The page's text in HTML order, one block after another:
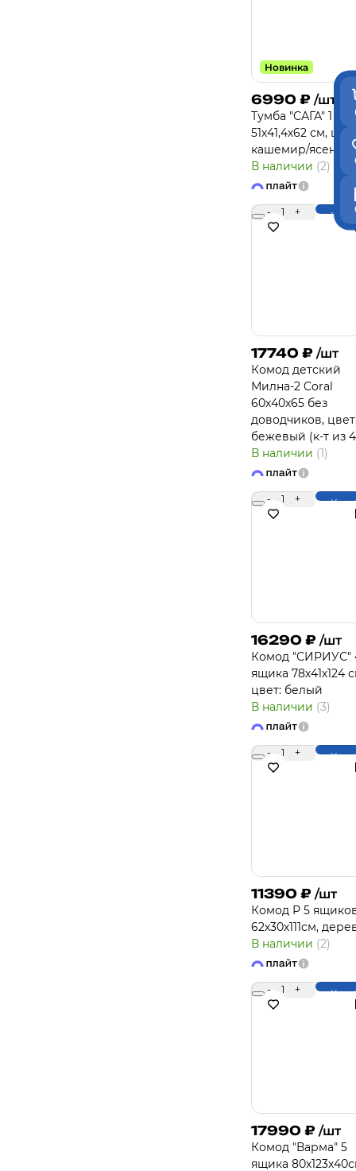
Новинка
6990 ₽ /шт
Тумба "САГА" 1
51х41,4х62 см,
кашемир/ясень
В наличии (2)
- 1 +
17740 ₽ /шт
Комод детский
Милна-2 Coral
60х40х65 без
доводчиков,
бежевый (к-т из
В наличии (1)
- 1 +
16290 ₽ /шт
Комод "СИРИУС"
ящика 78х41х124
цвет: белый
В наличии (3)
- 1 +
11390 ₽ /шт
Комод Р 5
62х30х111см,
В наличии (2)
- 1 +
17990 ₽ /шт
Комод "Варма" 5
ящика